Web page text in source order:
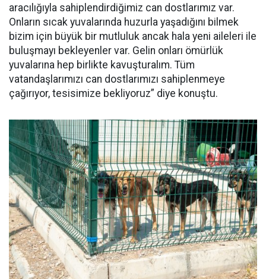
aracılığıyla sahiplendirdiğimiz can dostlarımız var.
Onların sıcak yuvalarında huzurla yaşadığını bilmek
bizim için büyük bir mutluluk ancak hala yeni aileleri ile
buluşmayı bekleyenler var. Gelin onları ömürlük
yuvalarına hep birlikte kavuşturalım. Tüm
vatandaşlarımızı can dostlarımızı sahiplenmeye
çağırıyor, tesisimize bekliyoruz” diye konuştu.